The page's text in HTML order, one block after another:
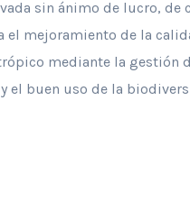
sin ánimo de lucro, de
el mejoramiento de la
mediante la gestión
el buen uso de la